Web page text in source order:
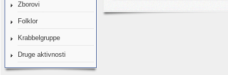
Zborovi
Folklor
Krabbelgruppe
Druge aktivnosti